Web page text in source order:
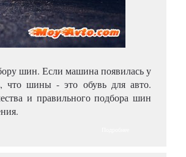
шин. Если машина появилась у
что шины - это обувь для авто.
и правильного подбора шин